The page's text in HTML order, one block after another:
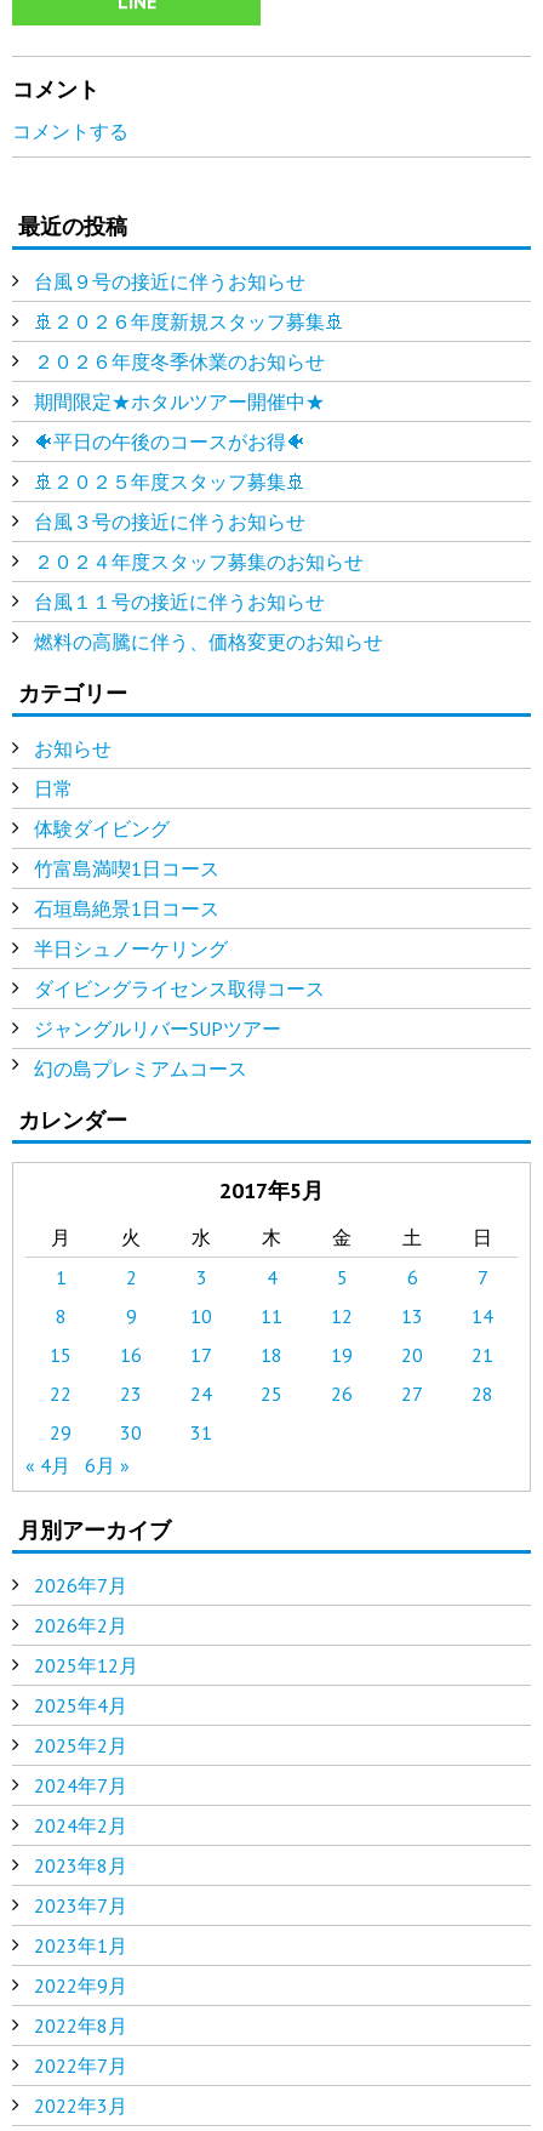
コメント
コメントする
最近の投稿
台風９号の接近に伴うお知らせ
🚢２０２６年度新規スタッフ募集🚢
２０２６年度冬季休業のお知らせ
期間限定★ホタルツアー開催中★
🐠平日の午後のコースがお得🐠
🚢２０２５年度スタッフ募集🚢
台風３号の接近に伴うお知らせ
２０２４年度スタッフ募集のお知らせ
台風１１号の接近に伴うお知らせ
燃料の高騰に伴う、価格変更のお知らせ
カテゴリー
お知らせ
日常
体験ダイビング
竹富島満喫1日コース
石垣島絶景1日コース
半日シュノーケリング
ダイビングライセンス取得コース
ジャングルリバーSUPツアー
幻の島プレミアムコース
カレンダー
2017年5月
月 火 水 木 金 土
日
1
2 3 4 5 6
7
8
9 10 11 12 13
14
15
16 17 18 19 20
21
22
23 24 25 26 27
28
29
30
31
« 4月
6月 »
月別アーカイブ
2026年7月
2026年2月
2025年12月
2025年4月
2025年2月
2024年7月
2024年2月
2023年8月
2023年7月
2023年1月
2022年9月
2022年8月
2022年7月
2022年3月